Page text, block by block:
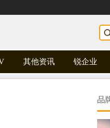
其他资讯 锐企业
品